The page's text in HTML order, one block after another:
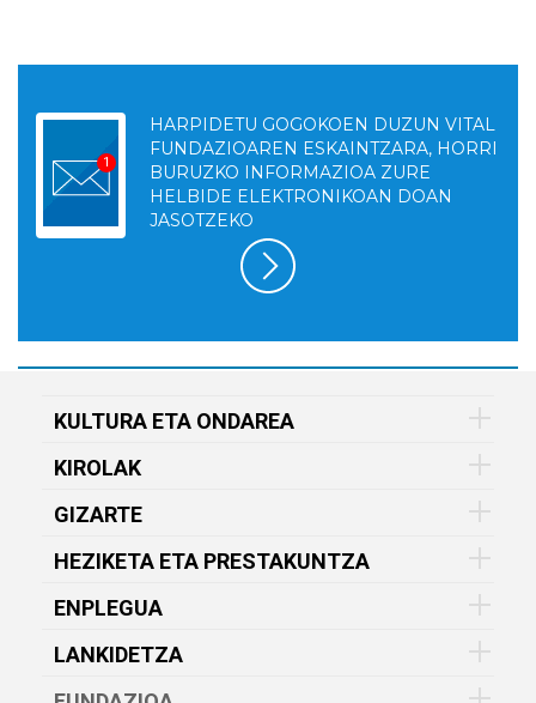
HARPIDETU GOGOKOEN DUZUN VITAL
FUNDAZIOAREN ESKAINTZARA, HORRI
BURUZKO INFORMAZIOA ZURE
HELBIDE ELEKTRONIKOAN DOAN
JASOTZEKO
KULTURA ETA ONDAREA
KIROLAK
GIZARTE
HEZIKETA ETA PRESTAKUNTZA
ENPLEGUA
LANKIDETZA